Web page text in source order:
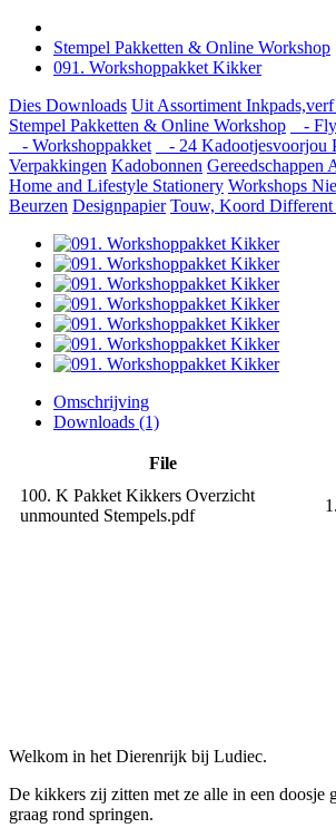
Stempel Pakketten & Online Workshop
091. Workshoppakket Kikker
Dies Downloads Uit Assortiment
Stempel Pakketten & Online Workshop
-
- Workshoppakket
- 24 Kadootjesvoorjou
Verpakkingen Kadobonnen Gereedschappen
Home and Lifestyle Stationery Workshops
Beurzen Designpapier Touw, Koord Different
Omschrijving
Downloads (1)
File
100. K Pakket Kikkers Overzicht
unmounted Stempels.pdf
Welkom in het Dierenrijk bij Ludiec.
De kikkers zij zitten met ze alle in een doosje
graag rond springen.